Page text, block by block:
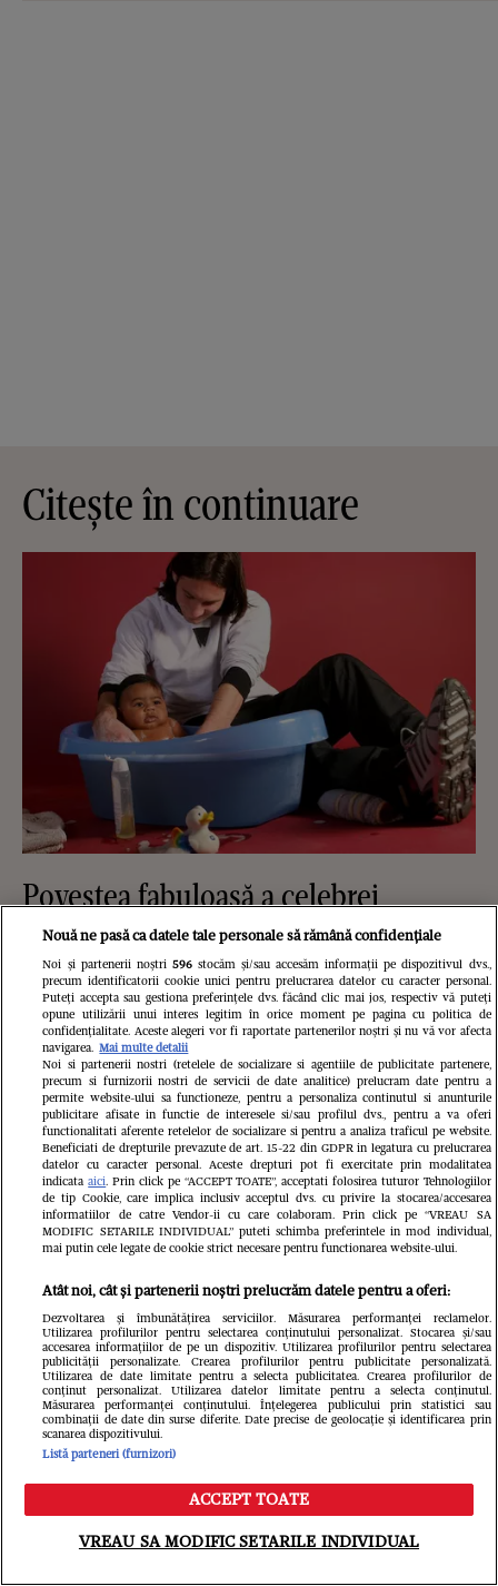
Citește în continuare
Povestea fabuloasă a celebrei
fotografii cu Messi și Yamal, de acum
19 ani. Cum a ajuns starul Argentinei
să-l „boteze” pe mezinul naționalei
Spaniei: „Începutul a două legende”
Ce s-a întâmplat cu Maria Covasa și
Dani Boy după Insula iubirii. Fosta
concurentă și-a schimbat radical
imaginea, iar el se pregătește să se
Meniu Caută
Nouă ne pasă ca datele tale personale să rămână confidențiale
Noi și partenerii noștri 596stocăm și/sau accesăm informații pe dispozitivul dvs.,
precum identificatorii cookie unici pentru prelucrarea datelor cu caracter personal.
Puteți accepta sau gestiona preferințele dvs. făcând clic mai jos, respectiv vă puteți
opune utilizării unui interes legitim în orice moment pe pagina cu politica de
confidențialitate. Aceste alegeri vor fi raportate partenerilor noștri și nu vă vor afecta
navigarea. Mai multe detalii
Noi si partenerii nostri (retelele de socializare si agentiile de publicitate partenere,
precum si furnizorii nostri de servicii de date analitice) prelucram date pentru a
permite website-ului sa functioneze, pentru a personaliza continutul si anunturile
publicitare afisate in functie de interesele si/sau profilul dvs., pentru a va oferi
functionalitati aferente retelelor de socializare si pentru a analiza traficul pe website.
Beneficiati de drepturile prevazute de art. 15-22 din GDPR in legatura cu prelucrarea
datelor cu caracter personal. Aceste drepturi pot fi exercitate prin modalitatea
indicataaici. Prin click pe “ACCEPT TOATE”, acceptati folosirea tuturor Tehnologiilor
de tip Cookie, care implica inclusiv acceptul dvs. cu privire la stocarea/accesarea
informatiilor de catre Vendor-ii cu care colaboram. Prin click pe “VREAU SA
MODIFIC SETARILE INDIVIDUAL” puteti schimba preferintele in mod individual,
mai putin cele legate de cookie strict necesare pentru functionarea website-ului.
Atât noi, cât și partenerii noștri prelucrăm datele pentru a oferi:
Dezvoltarea și îmbunătățirea serviciilor. Măsurarea performanței reclamelor.
Utilizarea profilurilor pentru selectarea conținutului personalizat. Stocarea și/sau
accesarea informațiilor de pe un dispozitiv. Utilizarea profilurilor pentru selectarea
publicității personalizate. Crearea profilurilor pentru publicitate personalizată.
Utilizarea de date limitate pentru a selecta publicitatea. Crearea profilurilor de
conținut personalizat. Utilizarea datelor limitate pentru a selecta conținutul.
Măsurarea performanței conținutului. Înțelegerea publicului prin statistici sau
combinații de date din surse diferite. Date precise de geolocație și identificarea prin
scanarea dispozitivului.
Listă parteneri (furnizori)
ACCEPT TOATE
VREAU SA MODIFIC SETARILE INDIVIDUAL